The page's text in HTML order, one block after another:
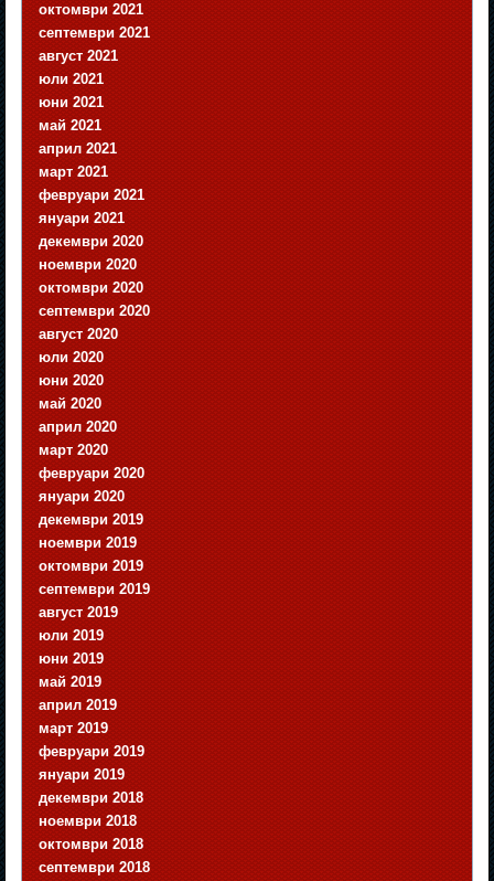
октомври 2021
септември 2021
август 2021
юли 2021
юни 2021
май 2021
април 2021
март 2021
февруари 2021
януари 2021
декември 2020
ноември 2020
октомври 2020
септември 2020
август 2020
юли 2020
юни 2020
май 2020
април 2020
март 2020
февруари 2020
януари 2020
декември 2019
ноември 2019
октомври 2019
септември 2019
август 2019
юли 2019
юни 2019
май 2019
април 2019
март 2019
февруари 2019
януари 2019
декември 2018
ноември 2018
октомври 2018
септември 2018